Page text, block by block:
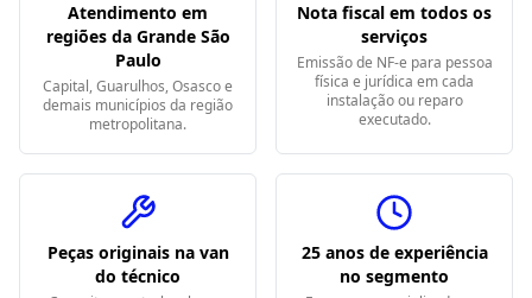
Atendimento em
regiões da Grande São
Paulo
Capital, Guarulhos, Osasco e
demais municípios da região
metropolitana.
Nota fiscal em todos os
serviços
Emissão de NF-e para pessoa
física e jurídica em cada
instalação ou reparo
executado.
Peças originais na van
do técnico
25 anos de experiência
no segmento